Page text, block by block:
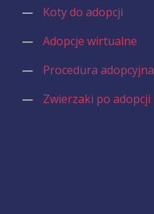
—
Koty do adopcji
—
Adopcje wirtualne
—
Procedura adopcyjna
—
Zwierzaki po adopcji